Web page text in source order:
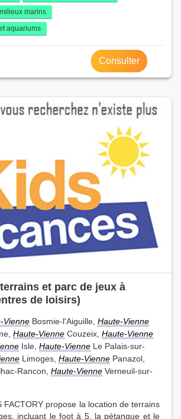
marins
aquariums
Consulter
et parc de jeux à
de loisirs)
Vienne Bosmie-l'Aiguille, Haute-Vienne
Haute-Vienne Couzeix, Haute-Vienne
Isle, Haute-Vienne Le Palais-sur-
Limoges, Haute-Vienne Panazol,
Rancon, Haute-Vienne Verneuil-sur-
FACTORY propose la location de terrains
incluant le foot à 5, la pétanque et le